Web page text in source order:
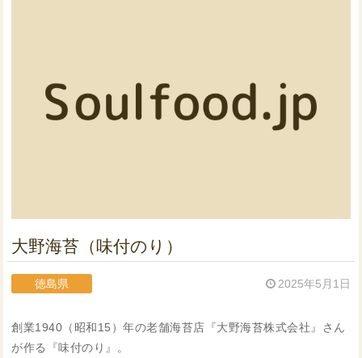
大野海苔（味付のり）
徳島県 2025年5月1日
創業1940（昭和15）年の老舗海苔店『大野海苔株式会社』さん
が作る『味付のり』。